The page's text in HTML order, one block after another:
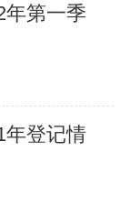
年第一季
年登记情